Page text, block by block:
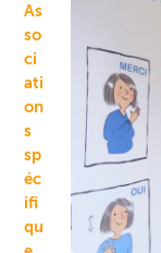
As
so
ci
ati
on
s
sp
éc
ifi
qu